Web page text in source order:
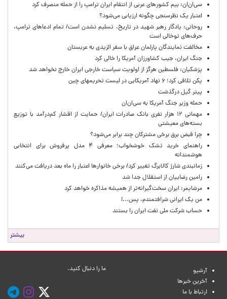
سی‌ان‌ان: بیم کشورهای عربی از انتقام ایران ترامپ را از حمله منصرف کرد
اعتبار یک نظرسنجی چگونه ارزیابی می‌شود؟
روحانی: یادگار رهبر شهید در تاریخ، تسلیم نشدن است/ تمام ادعاهای ترامپ،
حرف‌های توخالی است
مخالفت نمایندگان پارلمان عراق با سفر الزیدی به عربستان
جنگ ایران، جیب کشاورزان آمریکا را خالی کرد
پزشکیان: فلسطین هرگز از اولویت سیاست خارجی ایران خارج نخواهد شد
پکن تلافی کرد؛ ۶ نهاد آمریکایی در لیست تحریمهای چین
پیتر گیل درگذشت
حمله وزیر جنگ آمریکا به سی‌ان‌ان
مهمانی ۱۲ هزار نفری بانک صادرات ایران/ حمایت از اقشار کم‌درآمد با توزیع
بسته‌های معیشتی
چرا قبض برق برخی مشترکان چند برابر می‌شود؟
راهنمای خرید تشک خوشخواب؛ معرفی ۴ مدل پرفروش برای انتخابی
هوشمندانه
زمانبندی شارژ کالابرگ تغییر کرد/ برخی خانوارها اعتبار را ماه بعد دریافت می‌کنند
رامین رضاییان از استقلال جدا شد
مرشایمر: ایران سخت‌گیرانه‌تر از همیشه مذاکره خواهد کرد
من یک ایرانی شرافتمندم، پس...!
حساب‌ شرکت ملی نفت ایران را بستند
بیشتر
آرشیو
آخرین خبرها
ارتباط با ما
ما را دنبال کنید.